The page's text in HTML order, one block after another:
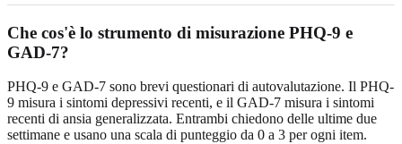
Che cos'è lo strumento di misurazione PHQ-9 e
GAD-7?
PHQ-9 e GAD-7 sono brevi questionari di autovalutazione. Il PHQ-
9 misura i sintomi depressivi recenti, e il GAD-7 misura i sintomi
recenti di ansia generalizzata. Entrambi chiedono delle ultime due
settimane e usano una scala di punteggio da 0 a 3 per ogni item.